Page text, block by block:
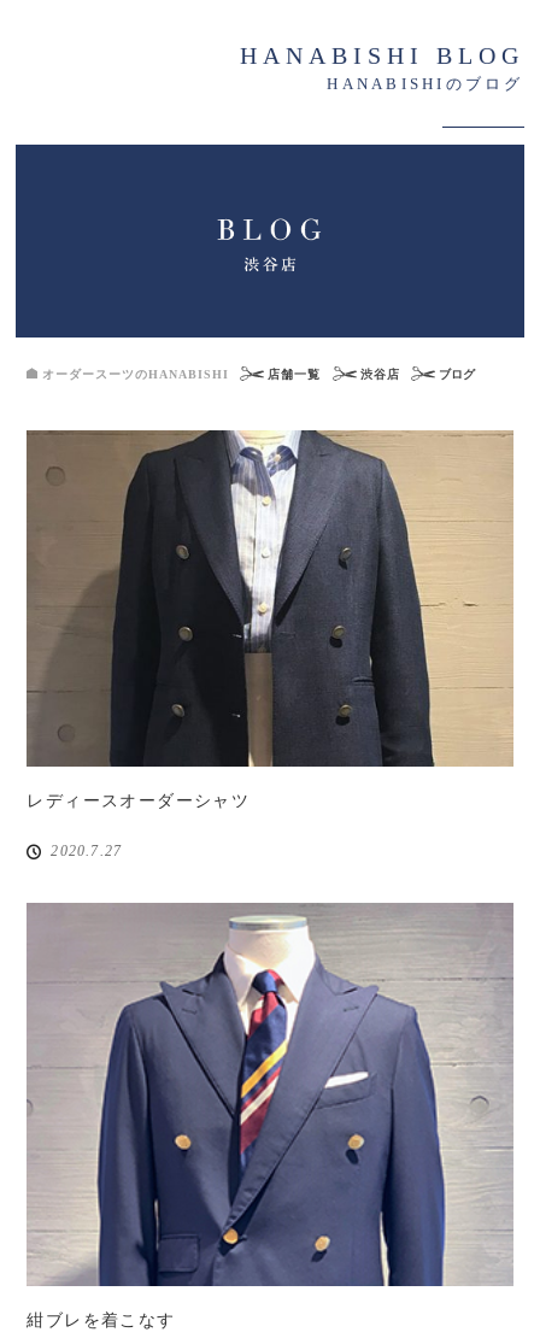
HANABISHI BLOG
HANABISHIのブログ
オーダースーツのHANABISHI 店舗一覧 渋谷店 ブログ
レディースオーダーシャツ
2020.7.27
紺ブレを着こなす